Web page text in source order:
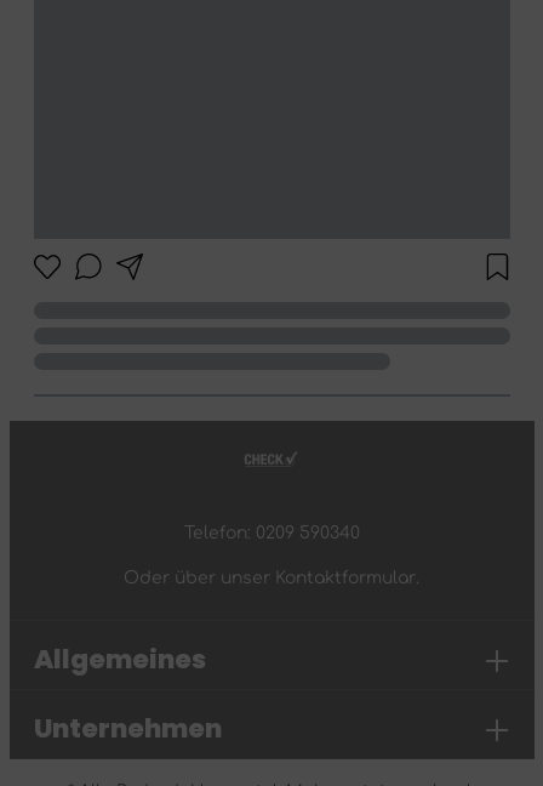
Telefon: 0209 590340
Oder über unser Kontaktformular.
Allgemeines
Unternehmen